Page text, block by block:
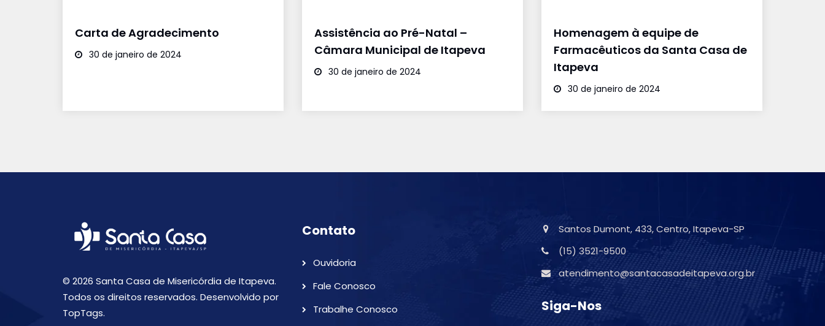
Carta de Agradecimento
30 de janeiro de 2024
Assistência ao Pré-Natal –
Câmara Municipal de Itapeva
30 de janeiro de 2024
Homenagem à equipe de
Farmacêuticos da Santa Casa de
Itapeva
30 de janeiro de 2024
© 2026 Santa Casa de Misericórdia de Itapeva.
Todos os direitos reservados. Desenvolvido por
TopTags.
Contato
Ouvidoria
Fale Conosco
Trabalhe Conosco
Santos Dumont, 433, Centro, Itapeva-SP
(15) 3521-9500
atendimento@santacasadeitapeva.org.br
Siga-Nos